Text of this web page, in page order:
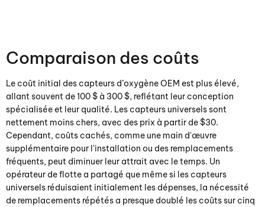
Comparaison des coûts
Le coût initial des capteurs d’oxygène OEM est plus élevé,
allant souvent de 100 $ à 300 $, reflétant leur conception
spécialisée et leur qualité. Les capteurs universels sont
nettement moins chers, avec des prix à partir de $30.
Cependant, coûts cachés, comme une main d'œuvre
supplémentaire pour l'installation ou des remplacements
fréquents, peut diminuer leur attrait avec le temps. Un
opérateur de flotte a partagé que même si les capteurs
universels réduisaient initialement les dépenses, la nécessité
de remplacements répétés a presque doublé les coûts sur cinq